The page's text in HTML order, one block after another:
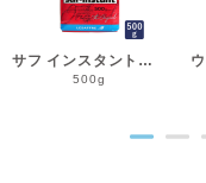
サフ インスタント・ドライイースト赤 500g 乾燥酵母 低糖用 LESAFFRE ルサッフル__
500g
● ●